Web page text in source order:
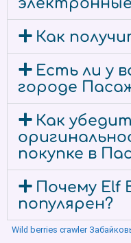
Как
Есть ли у
городе
Как
покупке в
Почему Elf
популярен?
Wild berries crawler